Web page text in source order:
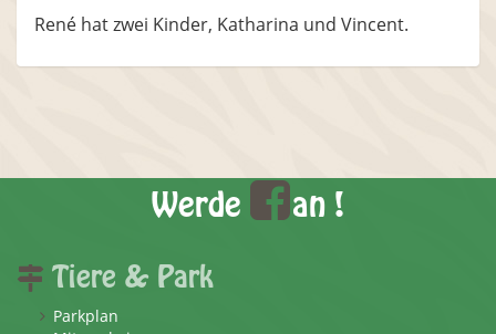
René hat zwei Kinder, Katharina und Vincent.
Werde an !
Tiere & Park
Parkplan